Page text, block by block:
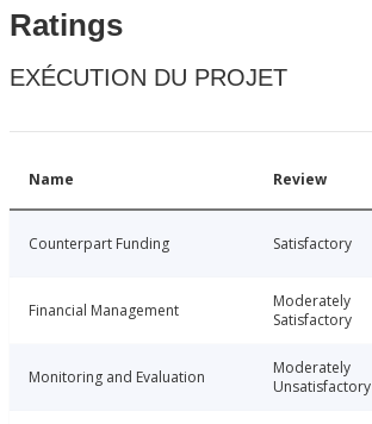
Ratings
EXÉCUTION DU PROJET
Name Review
Counterpart Funding Satisfactory
Financial Management
Moderately
Satisfactory
Monitoring and Evaluation
Moderately
Unsatisfactory